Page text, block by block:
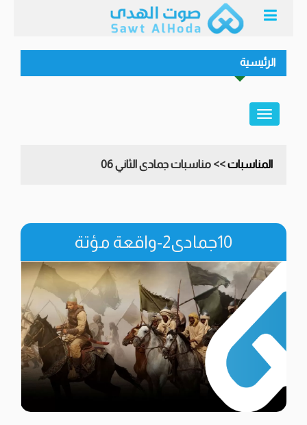
الرئيسية
المناسبات>> مناسبات جمادى الثاني 06
10جمادى2-واقعة مؤتة